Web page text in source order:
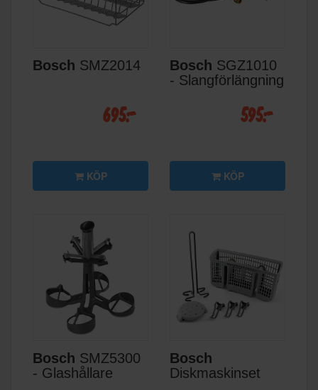
Bosch SMZ2014
695:-
KÖP
Bosch SGZ1010
- Slangförlängning
595:-
KÖP
Bosch SMZ5300
- Glashållare
Bosch
Diskmaskinset